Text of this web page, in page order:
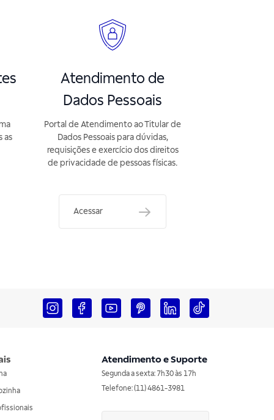
as
Atendimento de
Dados Pessoais
Portal de Atendimento ao Titular de
Dados Pessoais para dúvidas,
requisições e exercício dos direitos
de privacidade de pessoas físicas.
Acessar
Atendimento e Suporte
Segunda a sexta: 7h30 às 17h
Telefone: (11) 4861-3981